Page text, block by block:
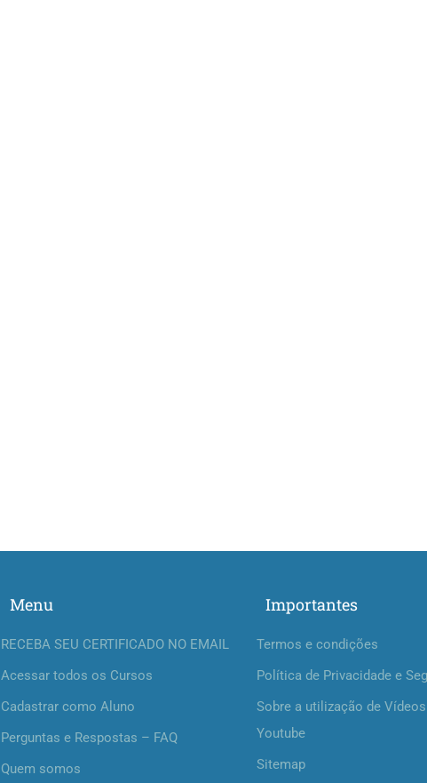
Menu
RECEBA SEU CERTIFICADO NO EMAIL
Acessar todos os Cursos
Cadastrar como Aluno
Perguntas e Respostas – FAQ
Quem somos
Importantes
Termos e condições
Política de Privacidade e
Sobre a utilização de
Youtube
Sitemap